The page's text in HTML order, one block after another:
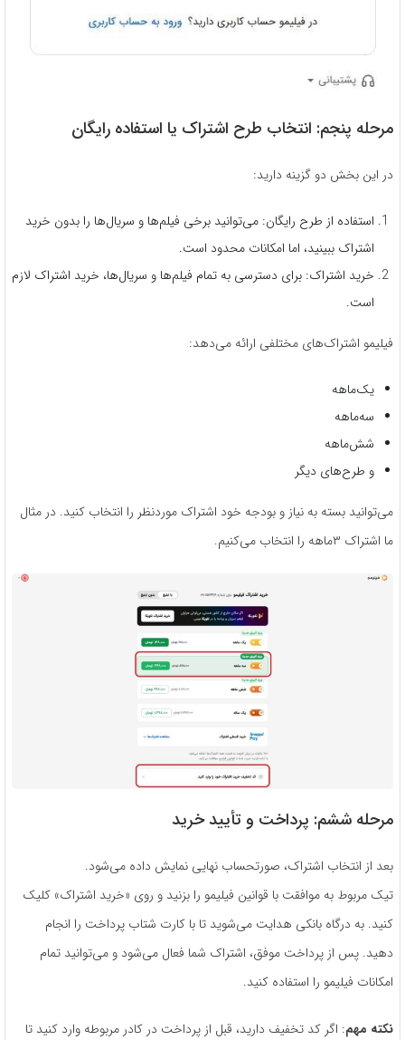
مرحله پنجم: انتخاب طرح اشتراک یا استفاده رایگان
در این بخش دو گزینه دارید:
استفاده از طرح رایگان: می‌توانید برخی فیلم‌ها و سریال‌ها را بدون خرید
اشتراک ببینید، اما امکانات محدود است.
خرید اشتراک: برای دسترسی به تمام فیلم‌ها و سریال‌ها، خرید اشتراک لازم
است.
فیلیمو اشتراک‌های مختلفی ارائه می‌دهد:
یک‌ماهه
سه‌ماهه
شش‌ماهه
و طرح‌های دیگر
می‌توانید بسته به نیاز و بودجه خود اشتراک موردنظر را انتخاب کنید. در مثال
ما اشتراک ۳ماهه را انتخاب می‌کنیم.
مرحله ششم: پرداخت و تأیید خرید
بعد از انتخاب اشتراک، صورتحساب نهایی نمایش داده می‌شود.
تیک مربوط به موافقت با قوانین فیلیمو را بزنید و روی «خرید اشتراک» کلیک
کنید. به درگاه بانکی هدایت می‌شوید تا با کارت شتاب پرداخت را انجام
دهید. پس از پرداخت موفق، اشتراک شما فعال می‌شود و می‌توانید تمام
امکانات فیلیمو را استفاده کنید.
نکته مهم: اگر کد تخفیف دارید، قبل از پرداخت در کادر مربوطه وارد کنید تا